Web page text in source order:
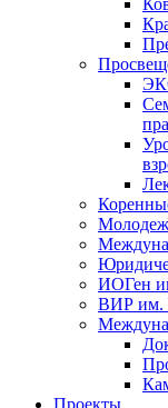
ИОГен
ВИР им.
Проекты